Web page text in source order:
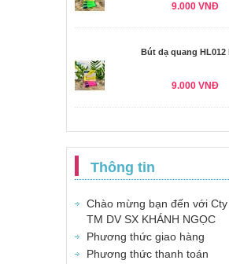
9.000 VNĐ
Bút dạ quang HL012
9.000 VNĐ
Thông tin
Chào mừng bạn đến với Cty
TM DV SX KHÁNH NGỌC
Phương thức giao hàng
Phương thức thanh toán